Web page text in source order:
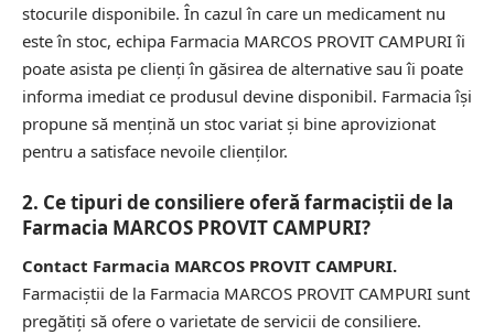
stocurile disponibile. În cazul în care un medicament nu
este în stoc, echipa Farmacia MARCOS PROVIT CAMPURI îi
poate asista pe clienți în găsirea de alternative sau îi poate
informa imediat ce produsul devine disponibil. Farmacia își
propune să mențină un stoc variat și bine aprovizionat
pentru a satisface nevoile clienților.
2. Ce tipuri de consiliere oferă farmaciștii de la
Farmacia MARCOS PROVIT CAMPURI?
Contact Farmacia MARCOS PROVIT CAMPURI.
Farmaciștii de la Farmacia MARCOS PROVIT CAMPURI sunt
pregătiți să ofere o varietate de servicii de consiliere.